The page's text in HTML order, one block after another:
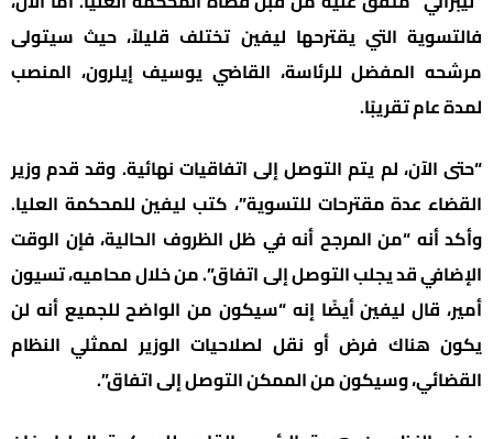
فالتسوية التي يقترحها ليفين تختلف قليلاً، حيث سيتولى
مرشحه المفضل للرئاسة، القاضي يوسيف إيلرون، المنصب
لمدة عام تقريبًا.
“حتى الآن، لم يتم التوصل إلى اتفاقيات نهائية. وقد قدم وزير
القضاء عدة مقترحات للتسوية”، كتب ليفين للمحكمة العليا.
وأكد أنه “من المرجح أنه في ظل الظروف الحالية، فإن الوقت
الإضافي قد يجلب التوصل إلى اتفاق”. من خلال محاميه، تسيون
أمير، قال ليفين أيضًا إنه “سيكون من الواضح للجميع أنه لن
يكون هناك فرض أو نقل لصلاحيات الوزير لممثلي النظام
القضائي، وسيكون من الممكن التوصل إلى اتفاق”.